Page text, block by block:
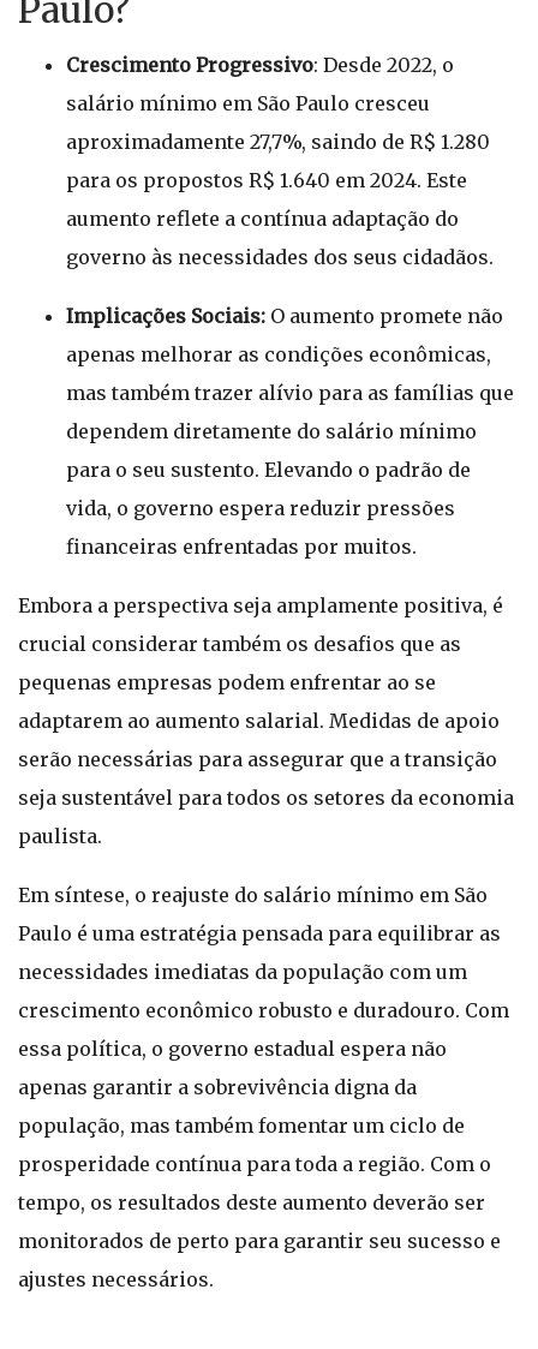
Paulo?
Crescimento Progressivo: Desde 2022, o
salário mínimo em São Paulo cresceu
aproximadamente 27,7%, saindo de R$ 1.280
para os propostos R$ 1.640 em 2024. Este
aumento reflete a contínua adaptação do
governo às necessidades dos seus cidadãos.
Implicações Sociais: O aumento promete não
apenas melhorar as condições econômicas,
mas também trazer alívio para as famílias que
dependem diretamente do salário mínimo
para o seu sustento. Elevando o padrão de
vida, o governo espera reduzir pressões
financeiras enfrentadas por muitos.
Embora a perspectiva seja amplamente positiva, é
crucial considerar também os desafios que as
pequenas empresas podem enfrentar ao se
adaptarem ao aumento salarial. Medidas de apoio
serão necessárias para assegurar que a transição
seja sustentável para todos os setores da economia
paulista.
Em síntese, o reajuste do salário mínimo em São
Paulo é uma estratégia pensada para equilibrar as
necessidades imediatas da população com um
crescimento econômico robusto e duradouro. Com
essa política, o governo estadual espera não
apenas garantir a sobrevivência digna da
população, mas também fomentar um ciclo de
prosperidade contínua para toda a região. Com o
tempo, os resultados deste aumento deverão ser
monitorados de perto para garantir seu sucesso e
ajustes necessários.